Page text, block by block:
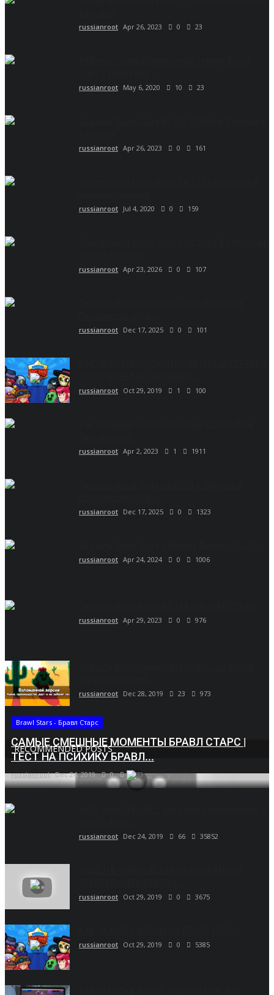
russianroot Apr 26, 2023 0 23
russianroot May 6, 2020 10 23
russianroot Apr 26, 2023 0 161
russianroot Jul 4, 2020 0 159
russianroot Apr 23, 2026 0 107
russianroot Dec 17, 2025 0 101
russianroot Oct 29, 2019 1 100
russianroot Apr 2, 2023 1 1911
russianroot Dec 17, 2025 0 1323
russianroot Apr 24, 2024 0 1006
russianroot Apr 29, 2023 0 976
russianroot Dec 28, 2019 23 973
RECOMMENDED POSTS
Brawl Stars - Бравл Старс
САМЫЕ СМЕШНЫЕ МОМЕНТЫ БРАВЛ СТАРС |
ТЕСТ НА ПСИХИКУ БРАВЛ...
russianroot Dec 24, 2019 0 5673
russianroot Dec 24, 2019 66 35852
russianroot Oct 29, 2019 0 3675
russianroot Oct 29, 2019 0 5385